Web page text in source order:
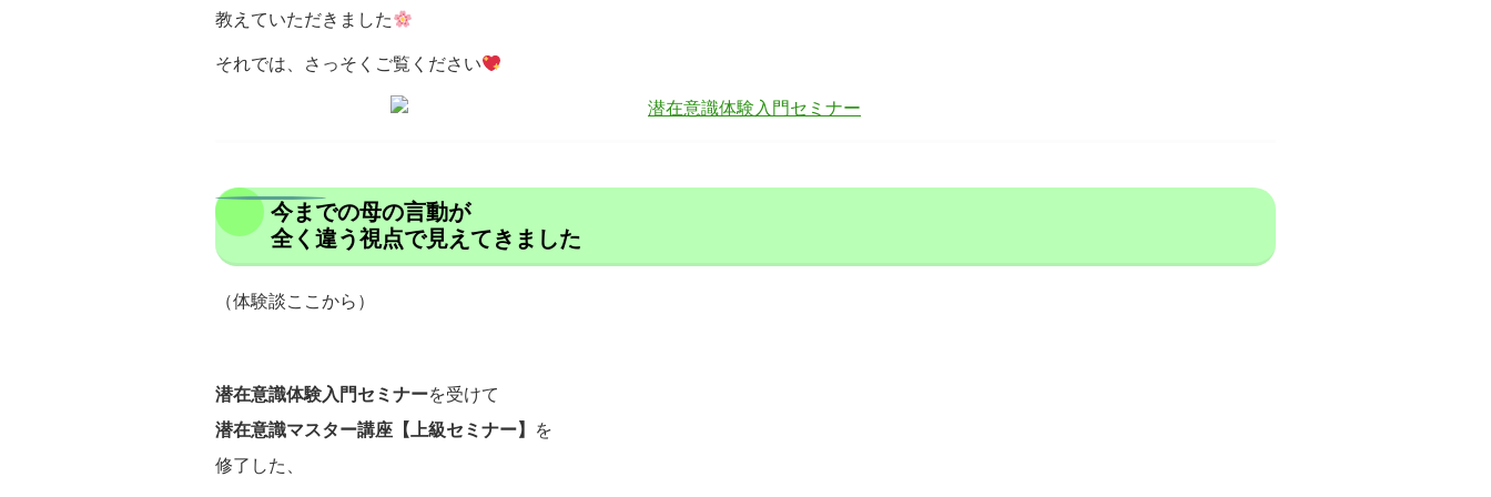
教えていただきました
それでは、さっそくご覧ください
今までの母の言動が
全く違う視点で見えてきました
（体験談ここから）
潜在意識体験入門セミナーを受けて
潜在意識マスター講座【上級セミナー】
を
修了した、